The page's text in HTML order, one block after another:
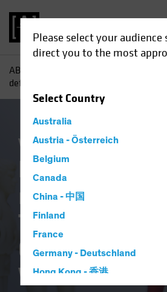
Please select your audience
direct you to the most
SelectCountry
Australia
Austria - Österreich
Belgium
Canada
China - 中国
Finland
France
Germany - Deutschland
Hong Kong - 香港
AB
definiert: Technologie und Gesundheit
Volatilität Aktien Blog
Risiko und
neu definiert:
Technologie
Gesundheit im
Wandel